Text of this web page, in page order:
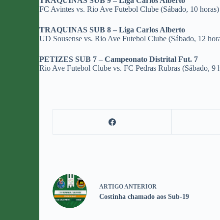
FC Avintes vs. Rio Ave Futebol Clube (Sábado, 10 horas)
TRAQUINAS SUB 8 – Liga Carlos Alberto
UD Sousense vs. Rio Ave Futebol Clube (Sábado, 12
PETIZES SUB 7 – Campeonato Distrital Fut. 7
Rio Ave Futebol Clube vs. FC Pedras Rubras (Sábado, 9
ARTIGO ANTERIOR
Costinha chamado aos Sub-19